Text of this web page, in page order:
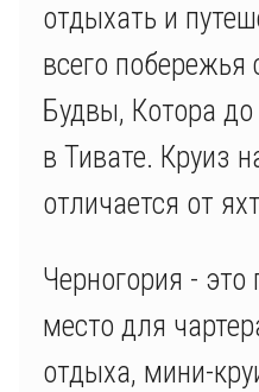
отдыхать и
всего побережья
Будвы, Котора
в Тивате. Круиз
отличается от
Черногория - это
место для
отдыха, мини-